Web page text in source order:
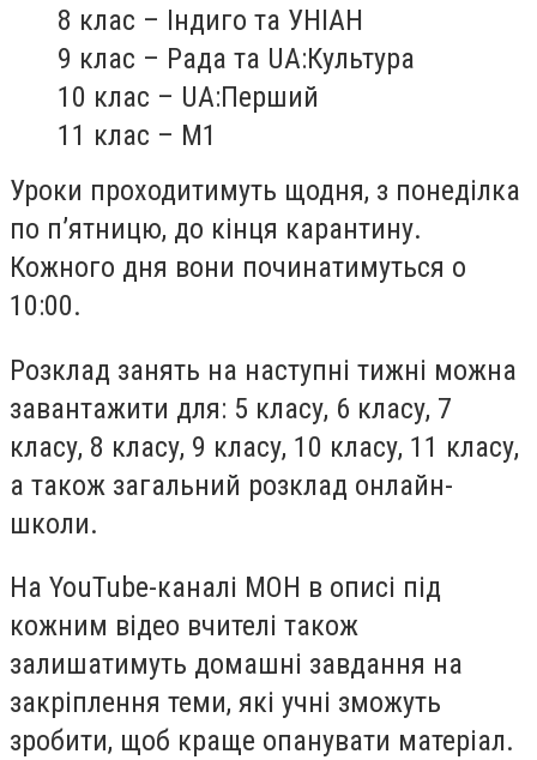
8 клас – Індиго та УНІАН
9 клас – Рада та UA:Культура
10 клас – UA:Перший
11 клас – М1
Уроки проходитимуть щодня, з понеділка
по п’ятницю, до кінця карантину.
Кожного дня вони починатимуться о
10:00.
Розклад занять на наступні тижні можна
завантажити для: 5 класу, 6 класу, 7
класу, 8 класу, 9 класу, 10 класу, 11 класу,
а також загальний розклад онлайн-
школи.
На YouTube-каналі МОН в описі під
кожним відео вчителі також
залишатимуть домашні завдання на
закріплення теми, які учні зможуть
зробити, щоб краще опанувати матеріал.